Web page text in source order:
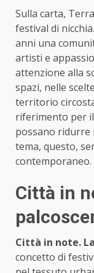
Sulla carta,
festival di
anni una
artisti e
attenzione alla
spazi, nelle
territorio
riferimento per
possano ridurre
tema, questo,
contemporaneo.
Città in
Città in note.
concetto di